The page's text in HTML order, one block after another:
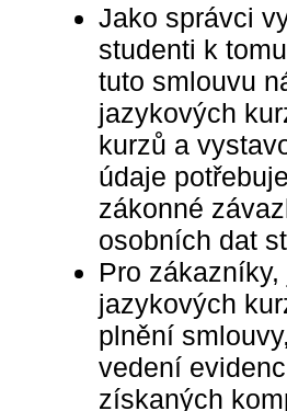
Jako správci
studenti k
tuto smlouvu
jazykových
kurzů a
údaje
zákonné
osobních dat
Pro
jazykových
plnění
vedení
získaných